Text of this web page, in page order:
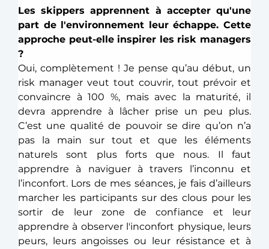
Les skippers apprennent à accepter qu'une
part de l'environnement leur échappe. Cette
approche peut-elle inspirer les risk managers
?
Oui, complètement ! Je pense qu’au début, un
risk manager veut tout couvrir, tout prévoir et
convaincre à 100 %, mais avec la maturité, il
devra apprendre à lâcher prise un peu plus.
C’est une qualité de pouvoir se dire qu’on n’a
pas la main sur tout et que les éléments
naturels sont plus forts que nous. Il faut
apprendre à naviguer à travers l’inconnu et
l’inconfort. Lors de mes séances, je fais d’ailleurs
marcher les participants sur des clous pour les
sortir de leur zone de confiance et leur
apprendre à observer l'inconfort physique, leurs
peurs, leurs angoisses ou leur résistance et à